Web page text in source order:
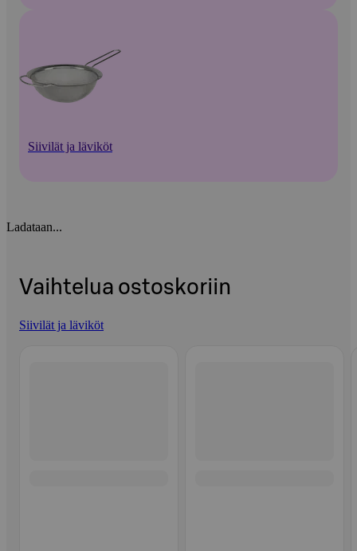
Siivilät ja läviköt
Ladataan...
Vaihtelua ostoskoriin
Siivilät ja läviköt